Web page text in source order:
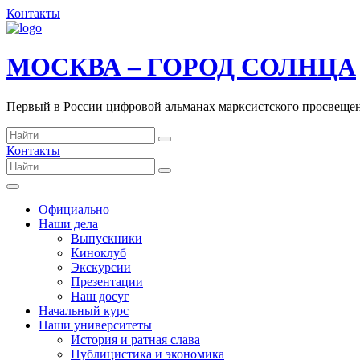
Контакты
МОСКВА – ГОРОД СОЛНЦА
Первый в России цифровой альманах марксистского
Контакты
Официально
Наши дела
Выпускники
Киноклуб
Экскурсии
Презентации
Наш досуг
Начальный курс
Наши университеты
История и ратная слава
Публицистика и экономика